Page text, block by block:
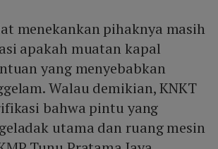
menekankan pihaknya masih
apakah muatan kapal
yang menyebabkan
Walau demikian, KNKT
bahwa pintu yang
utama dan ruang mesin